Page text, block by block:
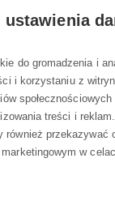
do gromadzenia i
i korzystaniu z
treści i
również przekazywać
w